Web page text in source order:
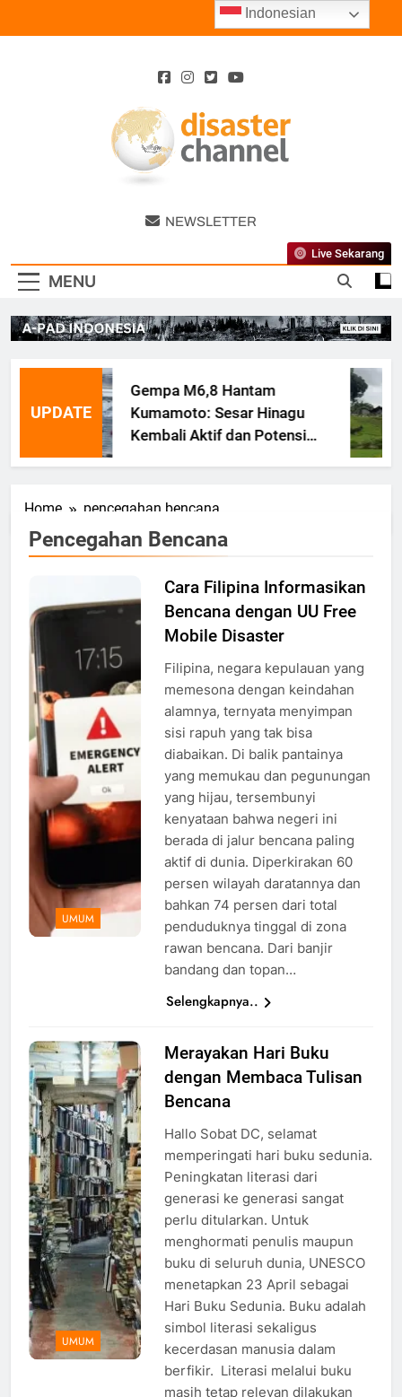
Disaster
Channel
NEWSLETTER
MENU
Live Sekarang
UPDATE
Gempa M6,8 Hantam
Kumamoto: Sesar Hinagu
Kembali Aktif dan Potensi
Gempa Susulan
Home pencegahan bencana
Pencegahan Bencana
Peringatan
Telepon
Foto: Dok.
Shutterstock
UMUM
Cara Filipina Informasikan
Bencana dengan UU Free
Mobile Disaster
Filipina, negara kepulauan yang
memesona dengan keindahan
alamnya, ternyata menyimpan
sisi rapuh yang tak bisa
diabaikan. Di balik pantainya
yang memukau dan pegunungan
yang hijau, tersembunyi
kenyataan bahwa negeri ini
berada di jalur bencana paling
aktif di dunia. Diperkirakan 60
persen wilayah daratannya dan
bahkan 74 persen dari total
penduduknya tinggal di zona
rawan bencana. Dari banjir
bandang dan topan…
Selengkapnya..
Ilustrasi
buku di
perpustakaan,
foto:
pixabay
UMUM
Merayakan Hari Buku
dengan Membaca Tulisan
Bencana
Hallo Sobat DC, selamat
memperingati hari buku sedunia.
Peningkatan literasi dari
generasi ke generasi sangat
perlu ditularkan. Untuk
menghormati penulis maupun
buku di seluruh dunia, UNESCO
menetapkan 23 April sebagai
Hari Buku Sedunia. Buku adalah
simbol literasi sekaligus
kecerdasan manusia dalam
berfikir. Literasi melalui buku
masih tetap relevan dilakukan
Indonesian